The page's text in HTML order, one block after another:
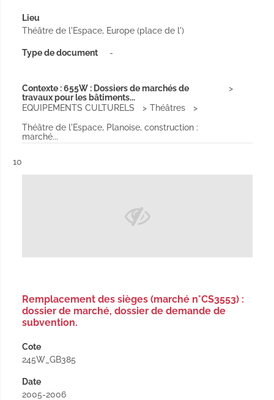
Lieu
Théâtre de l'Espace, Europe (place de l')
Type de document -
Contexte : 655W : Dossiers de marchés de
travaux pour les bâtiments...
EQUIPEMENTS CULTURELS
Théâtres
Théâtre de l'Espace, Planoise, construction :
marché...
Résultat n°
10
Remplacement des sièges (marché n°CS3553) :
dossier de marché, dossier de demande de
subvention.
Cote
245W_GB385
Date
2005-2006